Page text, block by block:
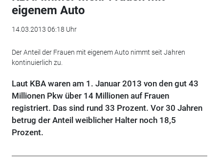
eigenem Auto
14.03.2013 06:18 Uhr
Der Anteil der Frauen mit eigenem Auto nimmt seit Jahren
kontinuierlich zu.
Laut KBA waren am 1. Januar 2013 von den gut 43
Millionen Pkw über 14 Millionen auf Frauen
registriert. Das sind rund 33 Prozent. Vor 30 Jahren
betrug der Anteil weiblicher Halter noch 18,5
Prozent.